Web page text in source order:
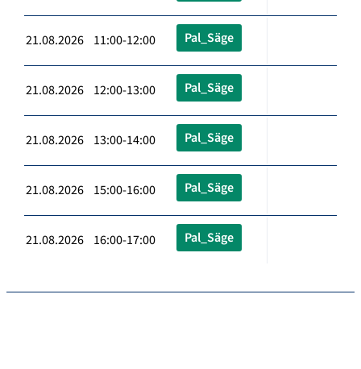
21.08.2026 11:00-12:00 Pal_Säge
21.08.2026 12:00-13:00 Pal_Säge
21.08.2026 13:00-14:00 Pal_Säge
21.08.2026 15:00-16:00 Pal_Säge
21.08.2026 16:00-17:00 Pal_Säge